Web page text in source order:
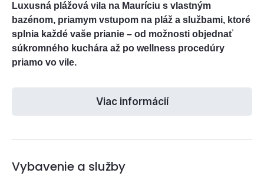
Luxusná plážová vila na Mauríciu s vlastným
bazénom, priamym vstupom na pláž a službami, ktoré
splnia každé vaše prianie – od možnosti objednať
súkromného kuchára až po wellness procedúry
priamo vo vile.
Viac informácií
Vybavenie a služby